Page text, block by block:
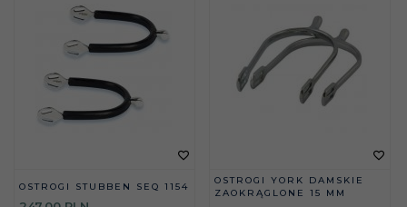
OSTROGI STUBBEN SEQ 1154
OSTROGI YORK DAMSKIE
ZAOKRĄGLONE 15 MM